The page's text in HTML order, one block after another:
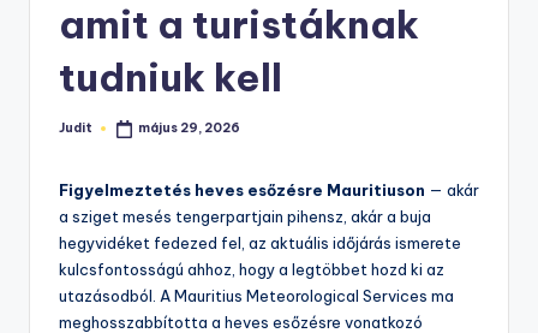
amit a turistáknak
tudniuk kell
Posted
Judit május 29, 2026
Figyelmeztetés heves esőzésre Mauritiuson — akár
a sziget mesés tengerpartjain pihensz, akár a buja
hegyvidéket fedezed fel, az aktuális időjárás ismerete
kulcsfontosságú ahhoz, hogy a legtöbbet hozd ki az
utazásodból. A Mauritius Meteorological Services ma
meghosszabbította a heves esőzésre vonatkozó